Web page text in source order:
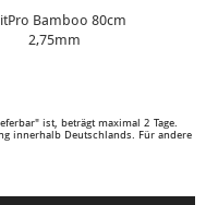
Bamboo 80cm
2,75mm
ist, beträgt maximal 2 Tage.
innerhalb Deutschlands. Für andere